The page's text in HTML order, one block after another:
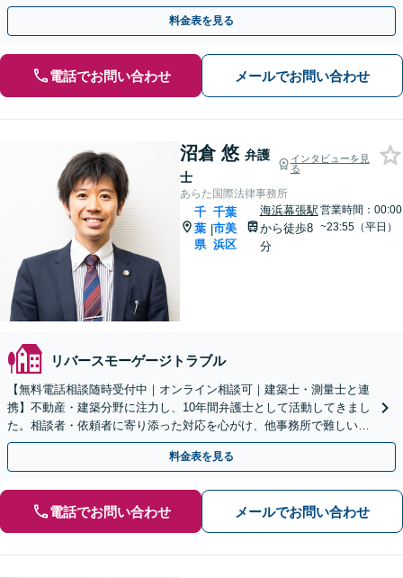
得られるように全力を尽くします。
料金表を見る
電話でお問い合わせ メールでお問い合わせ
沼倉 悠 弁護
士
インタビューを見
る
あらた国際法律事務所
千
葉
県
|
千葉
市美
浜区
海浜幕張駅
から徒歩8
分
営業時間：00:00
~23:55（平日）
リバースモーゲージトラブル
【無料電話相談随時受付中｜オンライン相談可｜建築士・測量士と連
携】不動産・建築分野に注力し、10年間弁護士として活動してきまし
た。相談者・依頼者に寄り添った対応を心がけ、他事務所で難しいと
言われた事案も依頼者と二人三脚で解決へと導きます。
料金表を見る
電話でお問い合わせ メールでお問い合わせ